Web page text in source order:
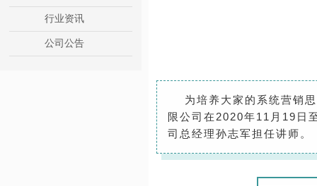
行业资讯
公司公告
为培养大家的系统营销思
限公司在2020年11月19日
司总经理孙志军担任讲师。